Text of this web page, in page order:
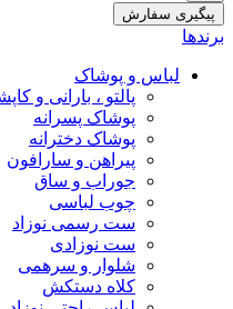
پیگیری سفارش
برندها
لباس و پوشاک
پالتو ، بارانی و
پوشاک پسرانه
پوشاک دخترانه
پیراهن و سارافون
جوراب و ساق
چوب لباسی
ست رسمی نوزاد
ست نوزادی
شلوار و سرهمی
کلاه دستکش